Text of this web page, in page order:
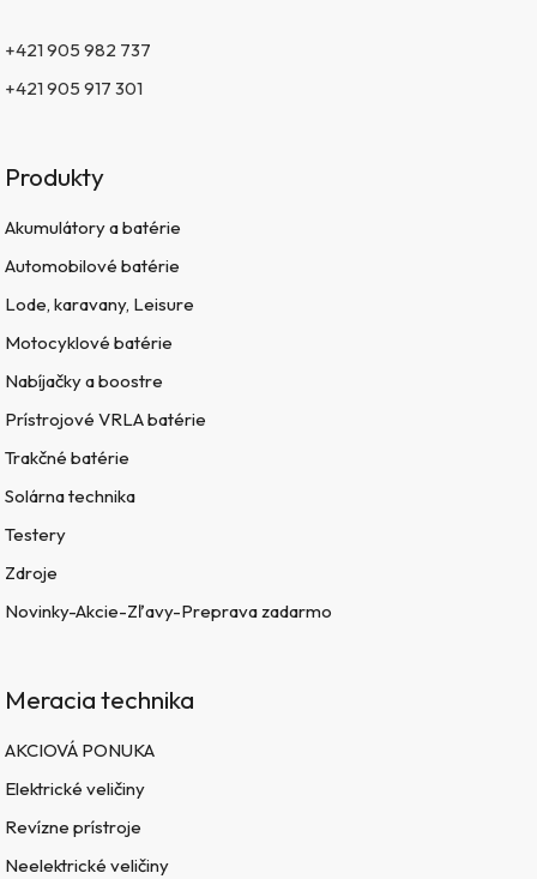
+421 905 982 737
+421 905 917 301
Produkty
Akumulátory a batérie
Automobilové batérie
Lode, karavany, Leisure
Motocyklové batérie
Nabíjačky a boostre
Prístrojové VRLA batérie
Trakčné batérie
Solárna technika
Testery
Zdroje
Novinky-Akcie-Zľavy-Preprava zadarmo
Meracia technika
AKCIOVÁ PONUKA
Elektrické veličiny
Revízne prístroje
Neelektrické veličiny